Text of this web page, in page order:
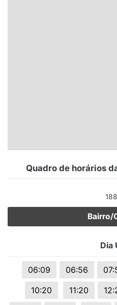
Quadro de horários
Bairro/
Dia
06:09 06:56
10:20
11:20